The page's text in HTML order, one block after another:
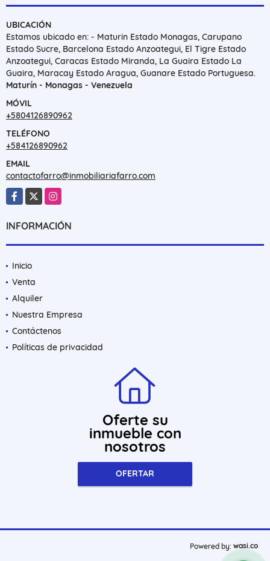
UBICACIÓN
Estamos ubicado en: - Maturin Estado Monagas, Carupano
Estado Sucre, Barcelona Estado Anzoategui, El Tigre Estado
Anzoategui, Caracas Estado Miranda, La Guaira Estado La
Guaira, Maracay Estado Aragua, Guanare Estado Portuguesa.
Maturín - Monagas - Venezuela
MÓVIL
+5804126890962
TELÉFONO
+584126890962
EMAIL
contactofarro@inmobiliariafarro.com
Facebook
X Instagram
INFORMACIÓN
Inicio
Venta
Alquiler
Nuestra Empresa
Contáctenos
Políticas de privacidad
Oferte su
inmueble con
nosotros
OFERTAR
Powered by: wasi.co